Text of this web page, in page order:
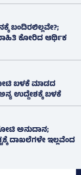
ಬಂದಿರಲಿಲ್ಲವೇ?;
ಕೋರಿದ ಆರ್ಥಿಕ
ಬಳಕೆ ಮಾಡದ
ಉದ್ದೇಶಕ್ಕೆ ಬಳಕೆ
ಅನುದಾನ;
ದಾಖಲೆಗಳೇ ಇಲ್ಲವೆಂದ